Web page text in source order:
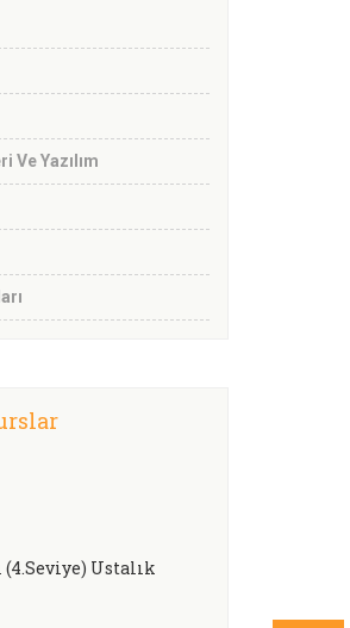
Ve Yazılım
Ustalık